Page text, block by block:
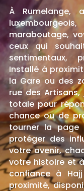
À Rumelange,
maraboutage,
ceux qui
sentimentaux,
Installé à
la Gare ou des
rue des
totale pour
chance ou de
tourner la page
protéger des
votre avenir,
votre histoire et
confiance à
proximité,